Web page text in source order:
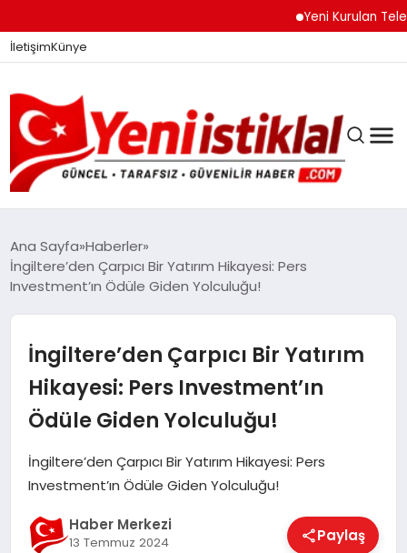
Yeni Kurulan
İletişimKünye
GÜNDEM
DÜNYA
EĞITIM
EKONOMI
Ana Sayfa Haberler
İngiltere’den Çarpıcı Bir Yatırım Hikayesi: Pers
Investment’ın Ödüle Giden Yolculuğu!
İngiltere’den Çarpıcı Bir Yatırım
Hikayesi: Pers Investment’ın
Ödüle Giden Yolculuğu!
İngiltere’den Çarpıcı Bir Yatırım Hikayesi: Pers
Investment’ın Ödüle Giden Yolculuğu!
Haber Merkezi
13 Temmuz 2024 Paylaş